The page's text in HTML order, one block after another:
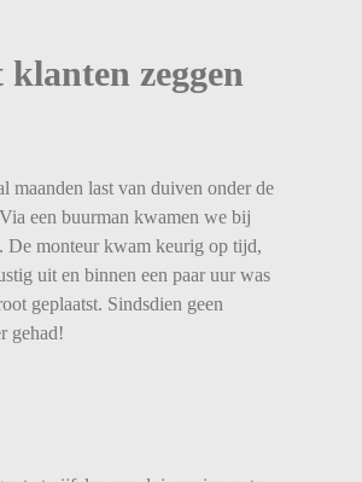
klanten zeggen
maanden last van duiven onder de
Via een buurman kwamen we bij
De monteur kwam keurig op tijd,
uit en binnen een paar uur was
geplaatst. Sindsdien geen
gehad!